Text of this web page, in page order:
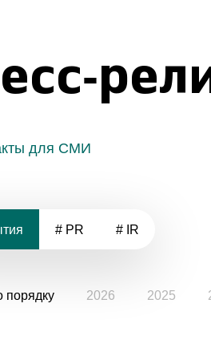
для СМИ
# PR # IR
порядку 2026 2025